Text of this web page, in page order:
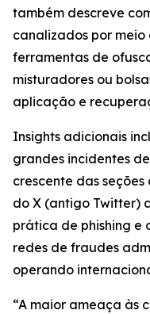
também descreve
canalizados por meio
ferramentas de
misturadores ou
aplicação e
Insights adicionais
grandes incidentes
crescente das
do X (antigo Twitter)
prática de phishing e
redes de fraudes
operando
“A maior ameaça às